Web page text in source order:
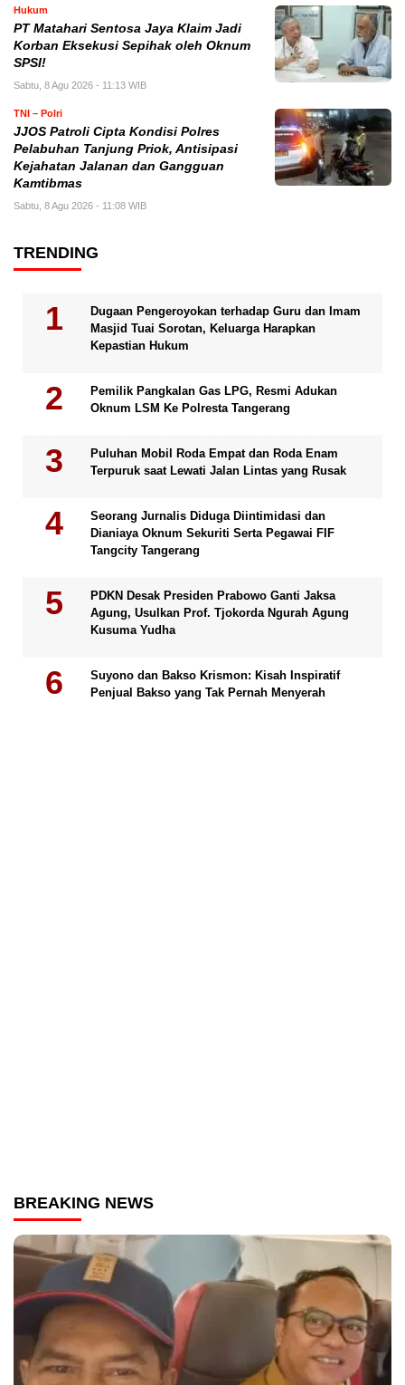
Hukum
PT Matahari Sentosa Jaya Klaim Jadi
Korban Eksekusi Sepihak oleh Oknum
SPSI!
Sabtu, 8 Agu 2026 - 11:13 WIB
TNI – Polri
JJOS Patroli Cipta Kondisi Polres
Pelabuhan Tanjung Priok, Antisipasi
Kejahatan Jalanan dan Gangguan
Kamtibmas
Sabtu, 8 Agu 2026 - 11:08 WIB
TRENDING
Dugaan Pengeroyokan terhadap Guru dan Imam
Masjid Tuai Sorotan, Keluarga Harapkan
Kepastian Hukum
Pemilik Pangkalan Gas LPG, Resmi Adukan
Oknum LSM Ke Polresta Tangerang
Puluhan Mobil Roda Empat dan Roda Enam
Terpuruk saat Lewati Jalan Lintas yang Rusak
Seorang Jurnalis Diduga Diintimidasi dan
Dianiaya Oknum Sekuriti Serta Pegawai FIF
Tangcity Tangerang
PDKN Desak Presiden Prabowo Ganti Jaksa
Agung, Usulkan Prof. Tjokorda Ngurah Agung
Kusuma Yudha
Suyono dan Bakso Krismon: Kisah Inspiratif
Penjual Bakso yang Tak Pernah Menyerah
BREAKING NEWS